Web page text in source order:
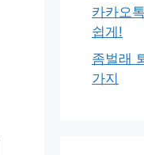
카카오
쉽게!
좀벌래
가지